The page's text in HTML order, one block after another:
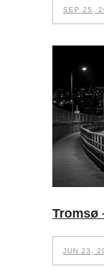
SEP 25,
Tromsø
JUN 23,